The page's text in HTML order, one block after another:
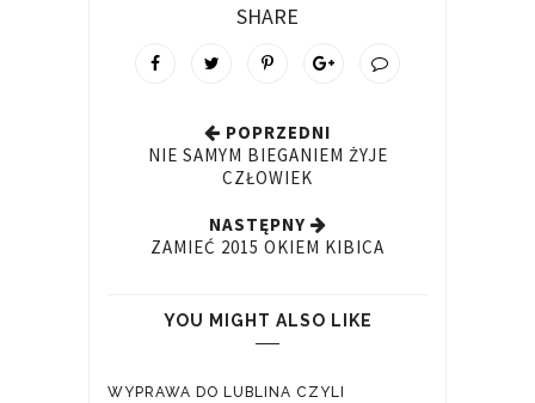
SHARE
POPRZEDNI
NIE SAMYM BIEGANIEM ŻYJE
CZŁOWIEK
NASTĘPNY
ZAMIEĆ 2015 OKIEM KIBICA
YOU MIGHT ALSO LIKE
WYPRAWA DO LUBLINA CZYLI